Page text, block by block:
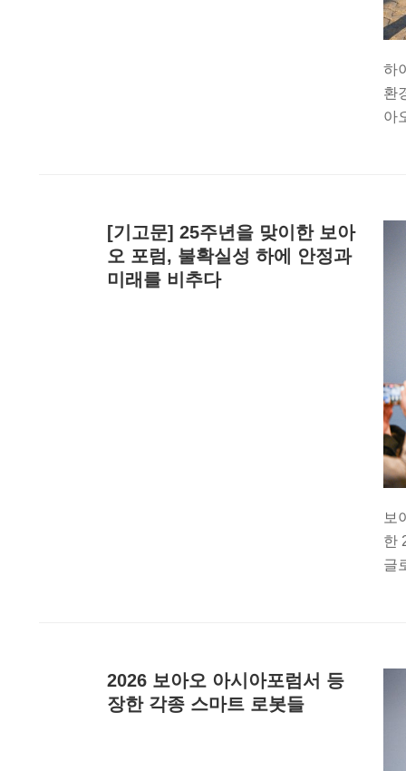
하
환
아
[기고문] 25주년을 맞이한 보아
오 포럼, 불확실성 하에 안정과
미래를 비추다
보
한
글
2026 보아오 아시아포럼서 등
장한 각종 스마트 로봇들